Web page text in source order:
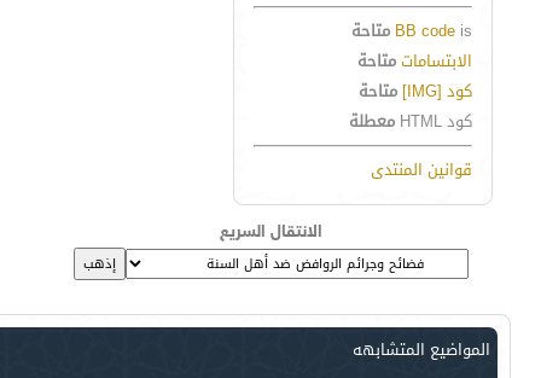
BB code is
متاحة
الابتساماتمتاحة
كود [IMG]
متاحة
كود HTML
معطلة
قوانين المنتدى
الانتقال السريع
المواضيع المتشابهه